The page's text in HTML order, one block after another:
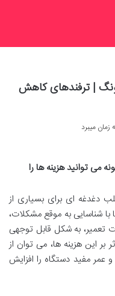
| ترفندهای کاهش
می توانید هزینه ها را
دغدغه ای برای بسیاری از
شناسایی به موقع مشکلات،
تعمیر، به شکل قابل توجهی
این هزینه ها، می توان از
مفید دستگاه را افزایش